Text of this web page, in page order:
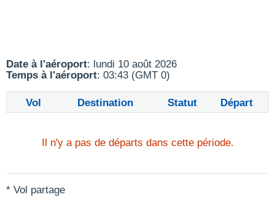
Date à l'aéroport: lundi 10 août 2026
Temps à l'aéroport: 03:43 (GMT 0)
Vol Destination Statut Départ
Il n'y a pas de départs dans cette période.
* Vol partage